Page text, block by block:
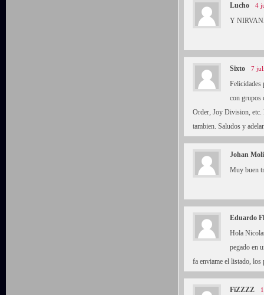
Lucho 4
Y
Sixto 7
Felicidades
con grupos
Order, Joy Division, etc.
tambien. Saludos y
Johan
Muy buen
Eduardo
Hola
pegado en
fa enviame el listado, los
FiZZZZ